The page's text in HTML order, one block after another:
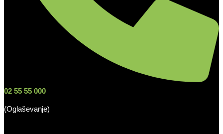
02 55 55 000
(Oglaševanje)